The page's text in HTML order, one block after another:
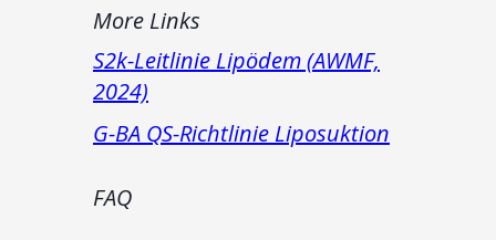
More Links
S2k-Leitlinie Lipödem (AWMF,
2024)
G-BA QS-Richtlinie Liposuktion
FAQ